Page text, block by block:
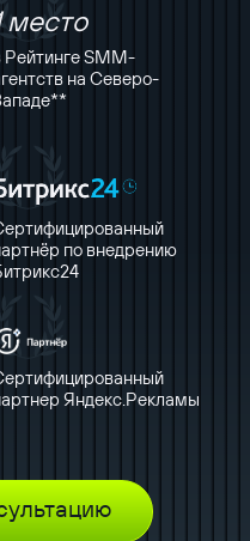
место
Рейтинге SMM-
на Северо-
по внедрению
Яндекс.Рекламы